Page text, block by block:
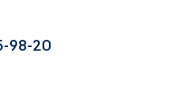
98-20